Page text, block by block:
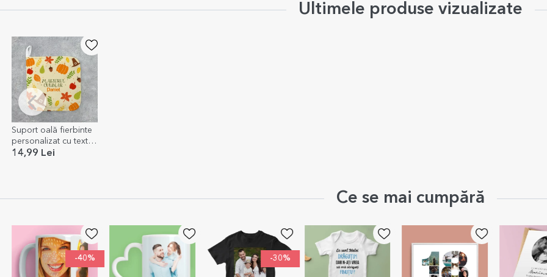
Ultimele produse vizualizate
Suport oală fierbinte
personalizat cu text -
Pumpkin
14,99 Lei
Ce se mai cumpără
-30%